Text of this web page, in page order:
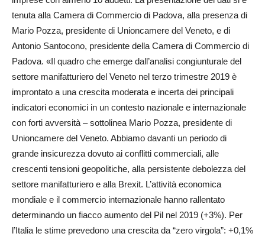
tenuta alla Camera di Commercio di Padova, alla presenza di
Mario Pozza, presidente di Unioncamere del Veneto, e di
Antonio Santocono, presidente della Camera di Commercio di
Padova. «Il quadro che emerge dall’analisi congiunturale del
settore manifatturiero del Veneto nel terzo trimestre 2019 è
improntato a una crescita moderata e incerta dei principali
indicatori economici in un contesto nazionale e internazionale
con forti avversità – sottolinea Mario Pozza, presidente di
Unioncamere del Veneto. Abbiamo davanti un periodo di
grande insicurezza dovuto ai conflitti commerciali, alle
crescenti tensioni geopolitiche, alla persistente debolezza del
settore manifatturiero e alla Brexit. L’attività economica
mondiale e il commercio internazionale hanno rallentato
determinando un fiacco aumento del Pil nel 2019 (+3%). Per
l’Italia le stime prevedono una crescita da “zero virgola”: +0,1%